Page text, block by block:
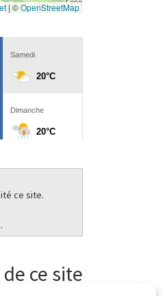
| ©OpenStreetMap
ce site.
ce site